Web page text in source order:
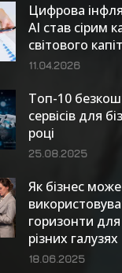
Цифрова
AI став сірим
світового
11.04.2026
Топ-10
сервісів для
році
25.08.2025
Як бізнес може
горизонти
різних галузях
18.06.2025